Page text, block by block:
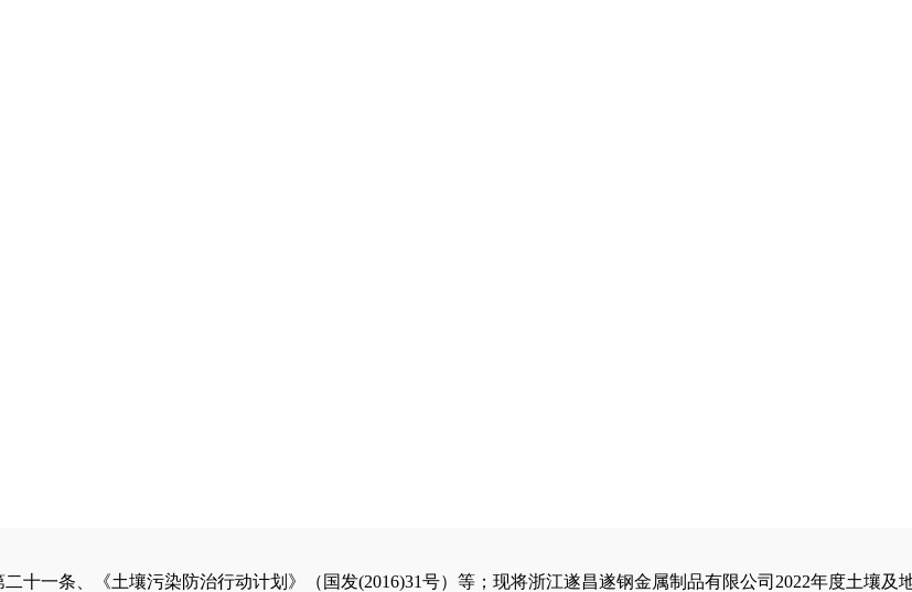
十一条、《土壤污染防治行动计划》（国发(2016)31号）等；现将浙江遂昌遂钢金属制品有限公司2022年度土壤及